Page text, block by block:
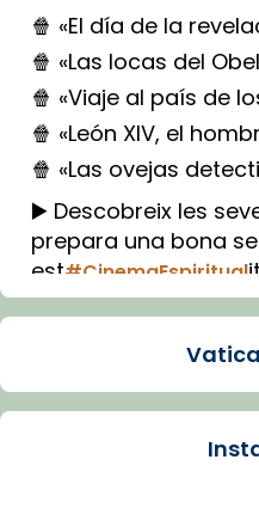
🍿 «El día de la
🍿 «Las locas del
🍿 «Viaje al país de
🍿 «León XIV, el
🍿 «Las ovejas
▶️ Descobreix les
prepara una bona
est#CinemaEspiritual
Imatge: Generada
Arquebisbat de